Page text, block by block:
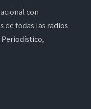
con
de todas las radios